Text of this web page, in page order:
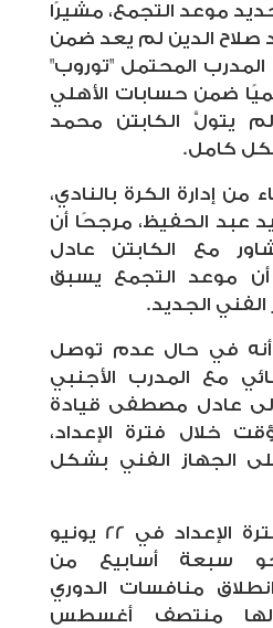
موعد التجمع، مشيرًا
صلاح الدين لم يعد ضمن
المدرب المحتمل "توروب"
ضمن حسابات الأهلي
يتولَّ الكابتن محمد
كامل.
من إدارة الكرة بالنادي،
عبد الحفيظ، مرجحًا أن
مع الكابتن عادل
موعد التجمع يسبق
الجديد.
أنه في حال عدم توصل
مع المدرب الأجنبي
عادل مصطفى قيادة
خلال فترة الإعداد،
الجهاز الفني بشكل
وأكد أن انطلاق فترة الإعداد في 22 يونيو
سبعة أسابيع من
منافسات الدوري
لها منتصف أغسطس